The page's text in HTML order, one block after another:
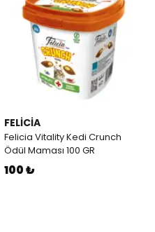
FELİCİA
Felicia Vitality Kedi Crunch
Ödül Maması 100 GR
100 ₺